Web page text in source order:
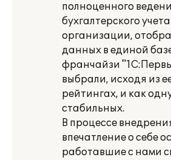
полноценного
бухгалтерского
организации,
данных в единой
франчайзи
выбрали, исходя из
рейтингах, и как
стабильных.
В процессе
впечатление о себе
работавшие с нами